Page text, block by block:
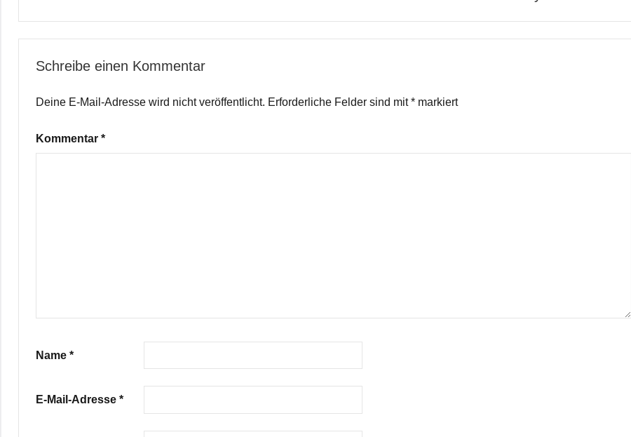
Schreibe einen Kommentar
Deine E-Mail-Adresse wird nicht veröffentlicht. Erforderliche Felder sind mit* markiert
Kommentar *
Name *
E-Mail-Adresse *